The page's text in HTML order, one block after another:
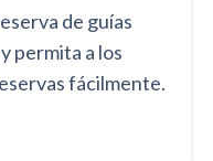
de guías
permita a los
fácilmente.